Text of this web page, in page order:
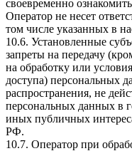
своевременно
Оператор не несет
том числе указанных в
10.6. Установленные
запреты на передачу
на обработку или
доступа) персональных
распространения, не
персональных данных в
иных публичных
РФ.
10.7. Оператор при